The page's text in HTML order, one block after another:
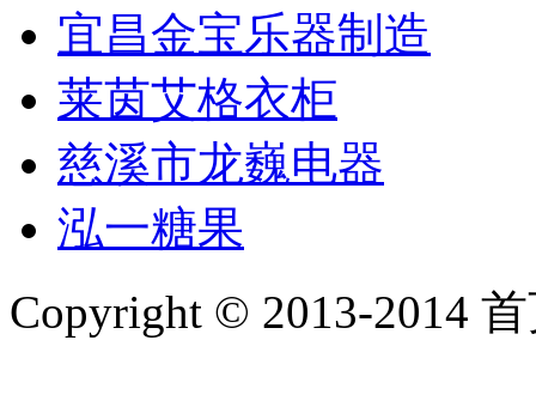
宜昌金宝乐器制造
莱茵艾格衣柜
慈溪市龙巍电器
泓一糖果
Copyright © 2013-2014